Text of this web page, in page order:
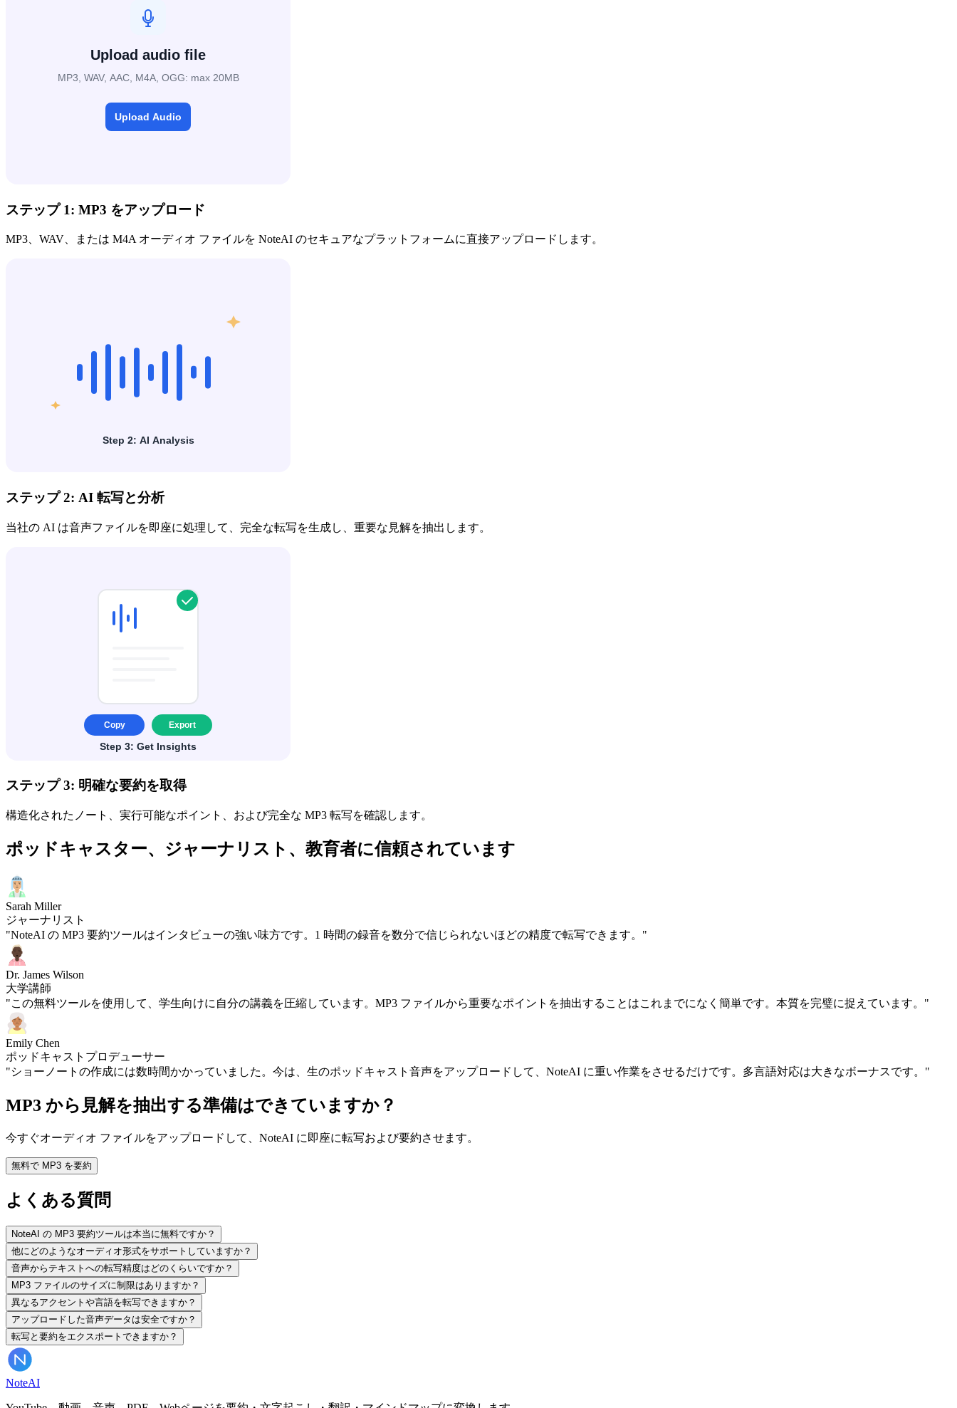
ステップ 1: MP3 をアップロード
MP3、WAV、または M4A オーディオ ファイルを NoteAI のセキュアなプラットフォームに直接アップロードします。
ステップ 2: AI 転写と分析
当社の AI は音声ファイルを即座に処理して、完全な転写を生成し、重要な見解を抽出します。
ステップ 3: 明確な要約を取得
構造化されたノート、実行可能なポイント、および完全な MP3 転写を確認します。
ポッドキャスター、ジャーナリスト、教育者に信頼されています
Sarah Miller
ジャーナリスト
"NoteAI の MP3 要約ツールはインタビューの強い味方です。1 時間の録音を数分で信じられないほどの精度で転写できます。"
Dr. James Wilson
大学講師
"この無料ツールを使用して、学生向けに自分の講義を圧縮しています。MP3 ファイルから重要なポイントを抽出することはこれまでになく簡単です。本質を完璧に捉えています。"
Emily Chen
ポッドキャストプロデューサー
"ショーノートの作成には数時間かかっていました。今は、生のポッドキャスト音声をアップロードして、NoteAI に重い作業をさせるだけです。多言語対応は大きなボーナスです。"
MP3 から見解を抽出する準備はできていますか？
今すぐオーディオ ファイルをアップロードして、NoteAI に即座に転写および要約させます。
無料で MP3 を要約
よくある質問
NoteAI の MP3 要約ツールは本当に無料ですか？
他にどのようなオーディオ形式をサポートしていますか？
音声からテキストへの転写精度はどのくらいですか？
MP3 ファイルのサイズに制限はありますか？
異なるアクセントや言語を転写できますか？
アップロードした音声データは安全ですか？
転写と要約をエクスポートできますか？
NoteAI